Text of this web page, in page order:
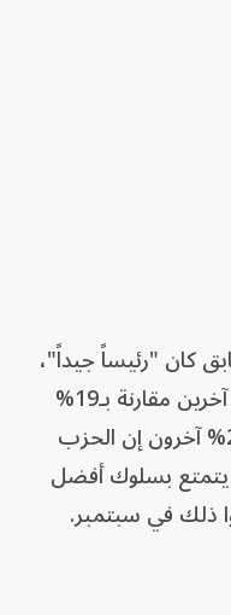
السابق كان "رئيساً جيداً"،
ولكن حان الوقت للنظر في قادة آخرين مقارنة بـ19%
قالوا ذلك قبل شهرين. ويقول 23% آخرون إن الحزب
يتمتع بسلوك أفضل